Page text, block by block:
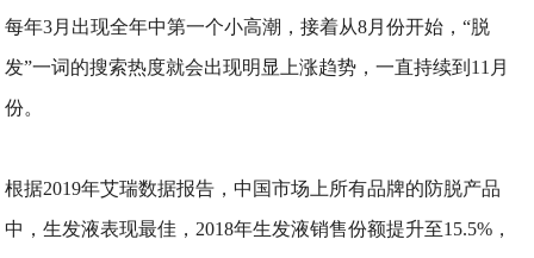
每年3月出现全年中第一个小高潮，接着从8月份开始，“脱
发”一词的搜索热度就会出现明显上涨趋势，一直持续到11月
份。
根据2019年艾瑞数据报告，中国市场上所有品牌的防脱产品
中，生发液表现最佳，2018年生发液销售份额提升至15.5%，